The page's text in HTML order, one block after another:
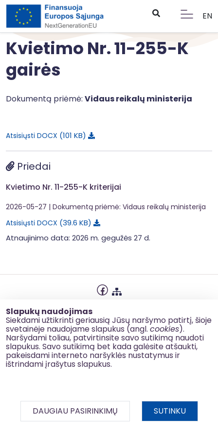
Slapukų naudojimas
Siekdami užtikrinti geriausią Jūsų naršymo patirtį, šioje
svetainėje naudojame slapukus (angl. cookies).
Naršydami toliau, patvirtinsite savo sutikimą naudoti
slapukus. Savo sutikimą bet kada galėsite atšaukti,
pakeisdami interneto naršyklės nustatymus ir
ištrindami įrašytus slapukus.
DAUGIAU PASIRINKIMŲ SUTINKU
EN
Kvietimo Nr. 11-255-K
gairės
Dokumentą priėmė: Vidaus reikalų ministerija
Atsisiųsti DOCX 101 KB
Priedai
Kvietimo Nr. 11-255-K kriterijai
2026-05-27 | Dokumentą priėmė: Vidaus reikalų ministerija
Atsisiųsti DOCX 39.6 KB
Atnaujinimo data: 2026 m. gegužės 27 d.
Slapukų naudojimas
Korupcijos prevencija
Kontaktai